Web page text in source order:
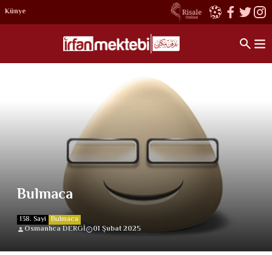
Künye
Bulmaca
138. Sayi Bulmaca
Osmanlıca DERGİ
01 Şubat 2025